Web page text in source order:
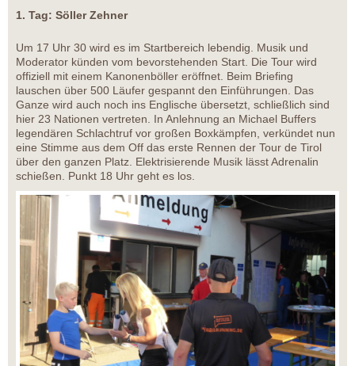
1. Tag: Söller Zehner
Um 17 Uhr 30 wird es im Startbereich lebendig. Musik und
Moderator künden vom bevorstehenden Start. Die Tour wird
offiziell mit einem Kanonenböller eröffnet. Beim Briefing
lauschen über 500 Läufer gespannt den Einführungen. Das
Ganze wird auch noch ins Englische übersetzt, schließlich sind
hier 23 Nationen vertreten. In Anlehnung an Michael Buffers
legendären Schlachtruf vor großen Boxkämpfen, verkündet nun
eine Stimme aus dem Off das erste Rennen der Tour de Tirol
über den ganzen Platz. Elektrisierende Musik lässt Adrenalin
schießen. Punkt 18 Uhr geht es los.